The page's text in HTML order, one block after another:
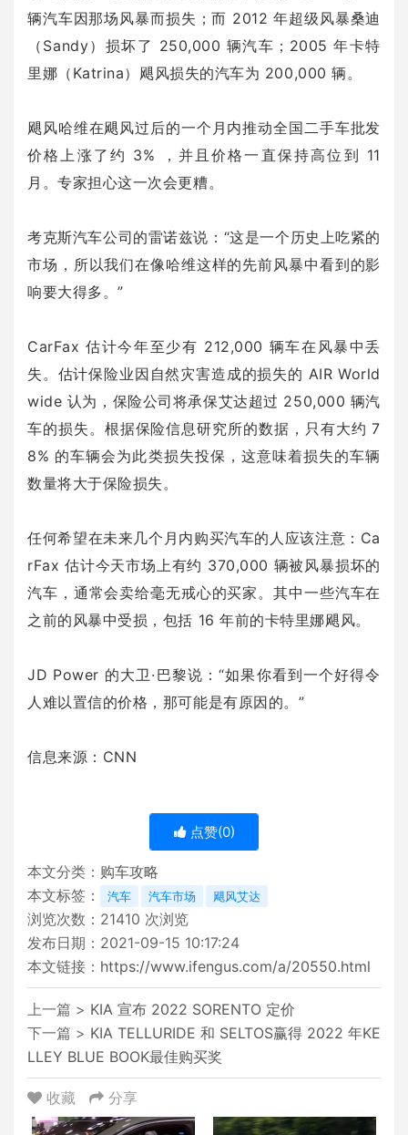
辆汽车因那场风暴而损失；而 2012 年超级风暴桑迪
（Sandy）损坏了 250,000 辆汽车；2005 年卡特
里娜（Katrina）飓风损失的汽车为 200,000 辆。
飓风哈维在飓风过后的一个月内推动全国二手车批发
价格上涨了约 3% ，并且价格一直保持高位到 11
月。专家担心这一次会更糟。
考克斯汽车公司的雷诺兹说：“这是一个历史上吃紧的
市场，所以我们在像哈维这样的先前风暴中看到的影
响要大得多。”
CarFax 估计今年至少有 212,000 辆车在风暴中丢
失。估计保险业因自然灾害造成的损失的 AIR World
wide 认为，保险公司将承保艾达超过 250,000 辆汽
车的损失。根据保险信息研究所的数据，只有大约 7
8% 的车辆会为此类损失投保，这意味着损失的车辆
数量将大于保险损失。
任何希望在未来几个月内购买汽车的人应该注意：Ca
rFax 估计今天市场上有约 370,000 辆被风暴损坏的
汽车，通常会卖给毫无戒心的买家。其中一些汽车在
之前的风暴中受损，包括 16 年前的卡特里娜飓风。
JD Power 的大卫·巴黎说：“如果你看到一个好得令
人难以置信的价格，那可能是有原因的。”
信息来源：CNN
点赞(0)
本文分类： 购车攻略
本文标签：
汽车 汽车市场 飓风艾达
浏览次数： 21410 次浏览
发布日期：2021-09-15 10:17:24
本文链接： https://www.ifengus.com/a/20550.html
上一篇 > KIA 宣布 2022 SORENTO 定价
下一篇 > KIA TELLURIDE 和 SELTOS赢得 2022 年KE
LLEY BLUE BOOK最佳购买奖
收藏 分享